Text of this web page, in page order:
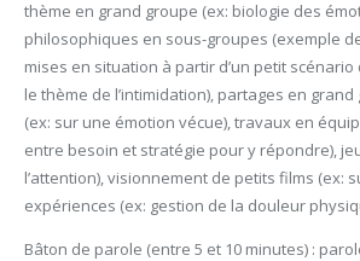
thème en grand groupe (ex: biologie des
philosophiques en sous-groupes (exemple
mises en situation à partir d’un petit
le thème de l’intimidation), partages en
(ex: sur une émotion vécue), travaux en
entre besoin et stratégie pour y répondre),
l’attention), visionnement de petits films (ex:
expériences (ex: gestion de la douleur
Bâton de parole (entre 5 et 10 minutes) :